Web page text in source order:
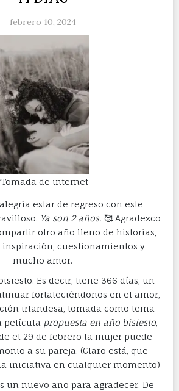
febrero 10, 2024
de internet
estar de regreso con este
Ya son 2 años. 🥰 Agradezco
otro año lleno de historias,
inspiración, cuestionamientos y
mucho amor.
Es decir, tiene 366 días, un
fortaleciéndonos en el amor,
irlandesa, tomada como tema
película propuesta en año bisiesto,
el 29 de febrero la mujer puede
a su pareja. (Claro está, que
iniciativa en cualquier momento)
un nuevo año para agradecer. De